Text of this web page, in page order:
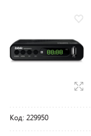
Код: 229950